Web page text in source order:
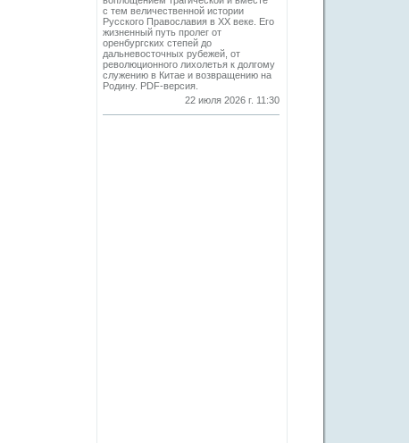
с тем величественной истории
Русского Православия в XX веке. Его
жизненный путь пролег от
оренбургских степей до
дальневосточных рубежей, от
революционного лихолетья к долгому
служению в Китае и возвращению на
Родину. PDF-версия.
22 июля 2026 г. 11:30